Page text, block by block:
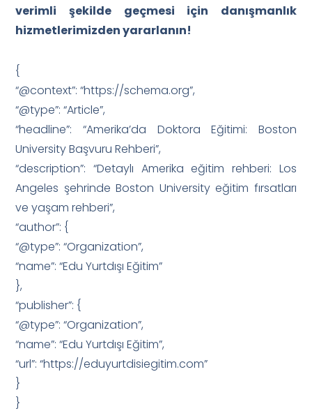
verimli şekilde geçmesi için danışmanlık
hizmetlerimizden yararlanın!
{
“@context”: “https://schema.org”,
“@type”: “Article”,
“headline”: “Amerika’da Doktora Eğitimi: Boston
University Başvuru Rehberi”,
“description”: “Detaylı Amerika eğitim rehberi: Los
Angeles şehrinde Boston University eğitim fırsatları
ve yaşam rehberi”,
“author”: {
“@type”: “Organization”,
“name”: “Edu Yurtdışı Eğitim”
},
“publisher”: {
“@type”: “Organization”,
“name”: “Edu Yurtdışı Eğitim”,
“url”: “https://eduyurtdisiegitim.com”
}
}